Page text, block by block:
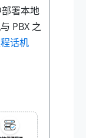
署本地
PBX 之
话机